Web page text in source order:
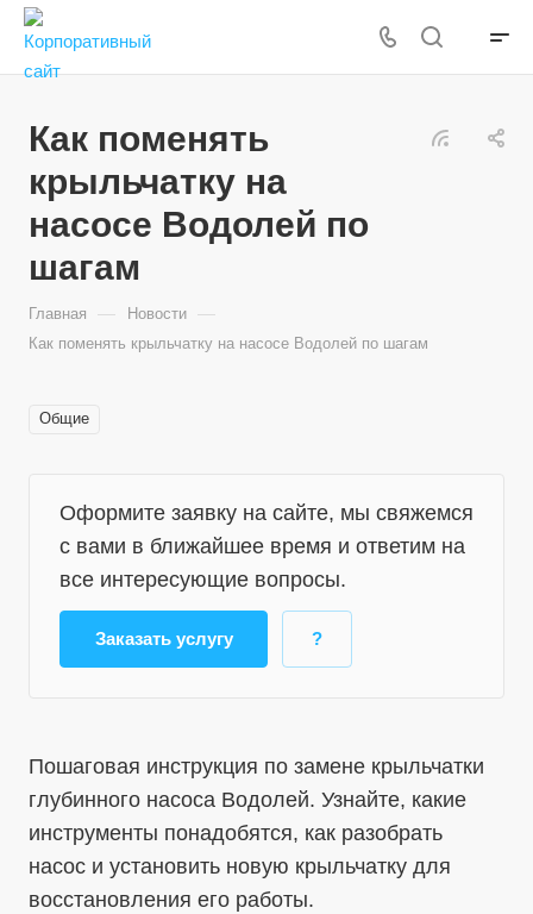
Как поменять
крыльчатку на
насосе Водолей по
шагам
Главная — Новости —
Как поменять крыльчатку на насосе Водолей по шагам
Общие
Оформите заявку на сайте, мы свяжемся
с вами в ближайшее время и ответим на
все интересующие вопросы.
Заказать услугу ?
Пошаговая инструкция по замене крыльчатки
глубинного насоса Водолей. Узнайте, какие
инструменты понадобятся, как разобрать
насос и установить новую крыльчатку для
восстановления его работы.